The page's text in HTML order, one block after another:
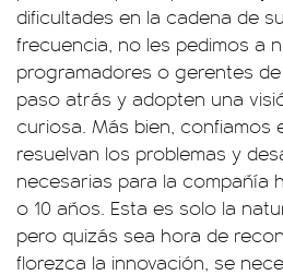
dificultades en la cadena de
frecuencia, no les pedimos a
programadores o gerentes
paso atrás y adopten una
curiosa. Más bien, confiamos
resuelvan los problemas y
necesarias para la compañía
o 10 años. Esta es solo la
pero quizás sea hora de
florezca la innovación, se